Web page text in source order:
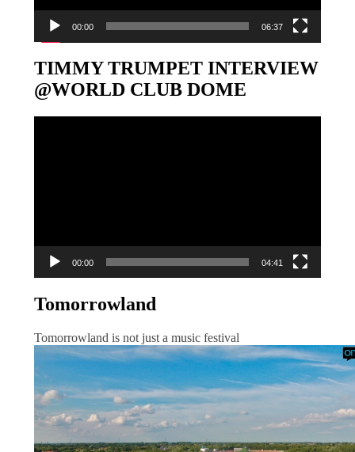
00:00 06:37
TIMMY TRUMPET INTERVIEW
@WORLD CLUB DOME
00:00 04:41
Tomorrowland
Tomorrowland is not just a music festival